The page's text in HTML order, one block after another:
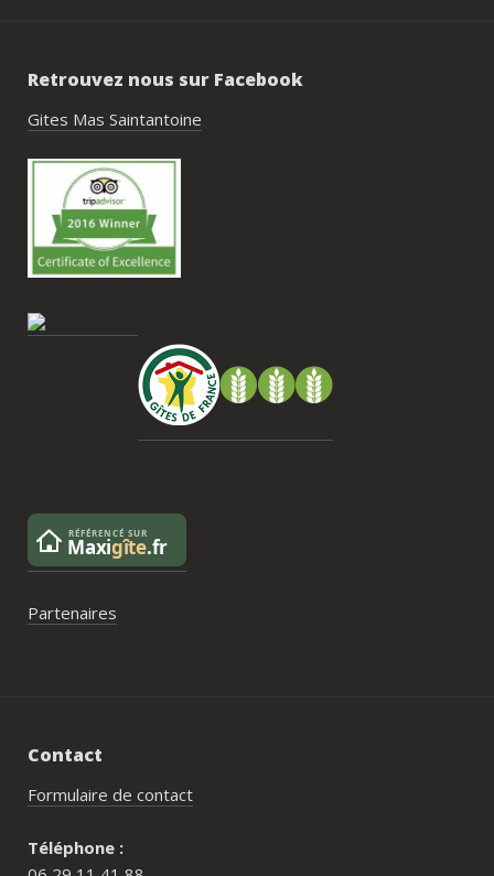
piscine, nature, tranquillité, nombreux
hébergements et beaucoup d’activités à
très beau souvenir de ce week-end et
nous recommandons le Mas Saint-
Antoine sans hésitation.**La seule petite
contrainte du week-end concerne la
gestion des déchets, puisqu’il n’y a pas
de tri directement sur le domaine et qu’il
faut se rendre au village. Cela ne nous a
pas posé de véritable problème, mais ce
serait un vrai plus à l’avenir.
Retrouvez nous sur Facebook
Gites Mas Saintantoine
Partenaires
Contact
Formulaire de contact
Téléphone :